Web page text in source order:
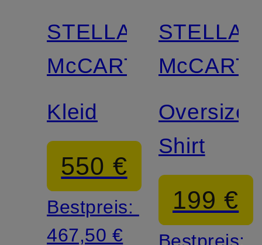
STELLA
McCARTNEY
Kleid
550 €
Bestpreis:
467,50 €
STELLA
Shirt
199 €
Bestpreis: